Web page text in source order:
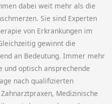
dabei weit mehr als die
Sie sind Experten
von Erkrankungen im
gewinnt die
an Bedeutung. Immer mehr
und optisch ansprechende
nach qualifizierten
Medizinische